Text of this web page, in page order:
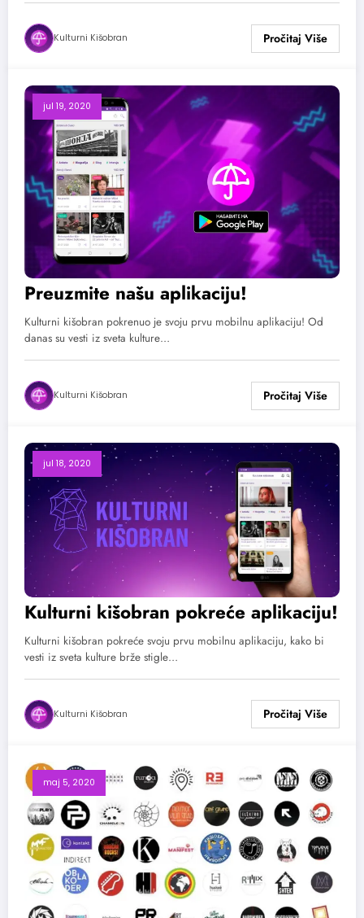
Kulturni Kišobran
jul 19, 2020
Preuzmite našu aplikaciju!
Kulturni kišobran pokrenuo je svoju prvu mobilnu aplikaciju! Od
danas su vesti iz sveta kulture…
Kulturni Kišobran
jul 18, 2020
Kulturni kišobran pokreće aplikaciju!
Kulturni kišobran pokreće svoju prvu mobilnu aplikaciju, kako bi
vesti iz sveta kulture brže stigle…
Kulturni Kišobran
maj 5, 2020